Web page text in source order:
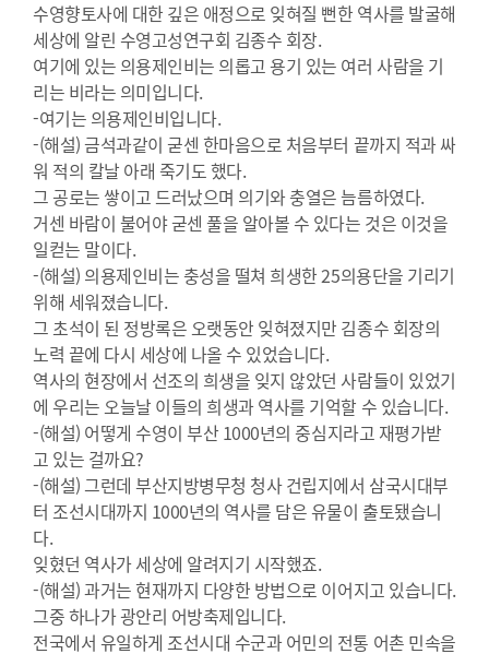
수영향토사에 대한 깊은 애정으로 잊혀질 뻔한 역사를 발굴해
세상에 알린 수영고성연구회 김종수 회장.
여기에 있는 의용제인비는 의롭고 용기 있는 여러 사람을 기
리는 비라는 의미입니다.
-여기는 의용제인비입니다.
-(해설) 금석과같이 굳센 한마음으로 처음부터 끝까지 적과 싸
워 적의 칼날 아래 죽기도 했다.
그 공로는 쌓이고 드러났으며 의기와 충열은 늠름하였다.
거센 바람이 불어야 굳센 풀을 알아볼 수 있다는 것은 이것을
일컫는 말이다.
-(해설) 의용제인비는 충성을 떨쳐 희생한 25의용단을 기리기
위해 세워졌습니다.
그 초석이 된 정방록은 오랫동안 잊혀졌지만 김종수 회장의
노력 끝에 다시 세상에 나올 수 있었습니다.
역사의 현장에서 선조의 희생을 잊지 않았던 사람들이 있었기
에 우리는 오늘날 이들의 희생과 역사를 기억할 수 있습니다.
-(해설) 어떻게 수영이 부산 1000년의 중심지라고 재평가받
고 있는 걸까요?
-(해설) 그런데 부산지방병무청 청사 건립지에서 삼국시대부
터 조선시대까지 1000년의 역사를 담은 유물이 출토됐습니
다.
잊혔던 역사가 세상에 알려지기 시작했죠.
-(해설) 과거는 현재까지 다양한 방법으로 이어지고 있습니다.
그중 하나가 광안리 어방축제입니다.
전국에서 유일하게 조선시대 수군과 어민의 전통 어촌 민속을